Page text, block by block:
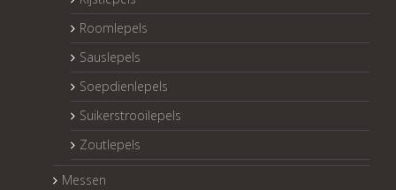
Roomlepels
Sauslepels
Soepdienlepels
Suikerstrooilepels
Zoutlepels
Messen